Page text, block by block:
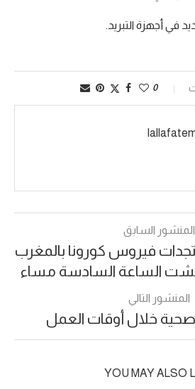
في أجهزة التبريد.
0
المنشور السابق
فيروس كورونا بالمغرب
المنشور التالي
صحية خلال أوقات العمل
YOU MAY ALSO